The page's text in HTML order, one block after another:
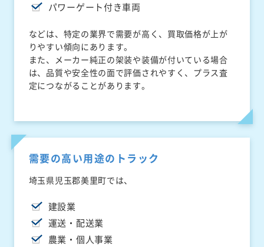
パワーゲート付き車両
などは、特定の業界で需要が高く、買取価格が上が
りやすい傾向にあります。
また、メーカー純正の架装や装備が付いている場合
は、品質や安全性の面で評価されやすく、プラス査
定につながることがあります。
需要の高い用途のトラック
埼玉県児玉郡美里町では、
建設業
運送・配送業
農業・個人事業